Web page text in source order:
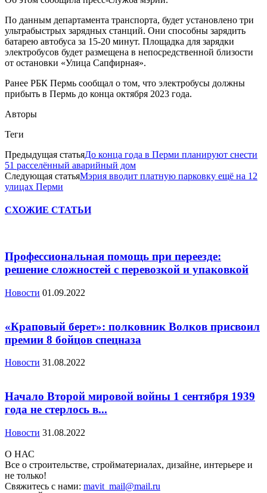
По данным департамента транспорта, будет установлено три
ультрабыстрых зарядных станций. Они способны зарядить
батарею автобуса за 15-20 минут. Площадка для зарядки
электробусов будет размещена в непосредственной близости
от остановки «Улица Сапфирная».
Ранее РБК Пермь сообщал о том, что электробусы должны
прибыть в Пермь до конца октября 2023 года.
Авторы
Теги
Предыдущая статьяДо конца года в Перми планируют снести
51 расселённый аварийный дом
Следующая статьяМэрия вводит платную парковку ещё на 12
улицах Перми
СХОЖИЕ СТАТЬИ
Профессиональная помощь при переезде:
решение сложностей с перевозкой и упаковкой
Новости 01.09.2022
«Краповый берет»: полковник Волков присвоил
премии 8 бойцов спецназа
Новости 31.08.2022
Начало Второй мировой войны 1 сентября 1939
года не стерлось в...
Новости 31.08.2022
О НАС
Все о строительстве, стройматериалах, дизайне, интерьере и
не только!
Свяжитесь с нами: mavit_mail@mail.ru